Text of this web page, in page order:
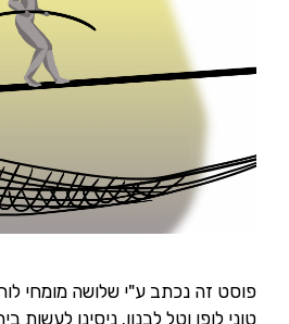
פוסט זה נכתב ע"י שלושה מומחי
טוני לופו וטל לבנון. ניסינו